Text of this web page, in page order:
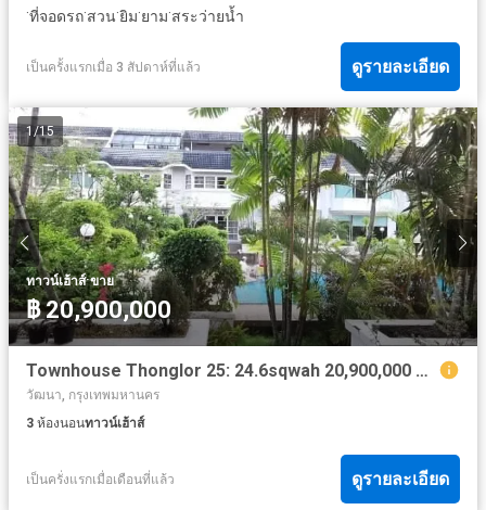
·ที่จอดรถ·สวน·ยิม·ยาม·สระว่ายน้ำ
เป็นครั้งแรกเมื่อ 3 สัปดาห์ที่แล้ว ดูรายละเอียด
1/15
ทาวน์เฮ้าส์·ขาย
฿ 20,900,000
Townhouse Thonglor 25: 24.6sqwah 20,900,000 with tenant Am: 065619----
วัฒนา, กรุงเทพมหานคร
3 ห้องนอนทาวน์เฮ้าส์
เป็นครั่งแรกเมื่อเดือนที่แล้ว ดูรายละเอียด